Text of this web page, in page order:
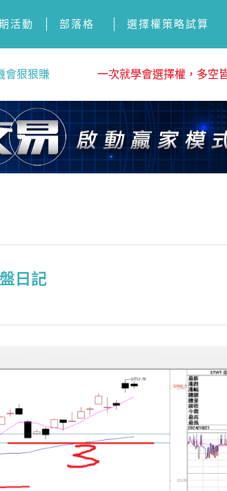
活動 部落格 選擇權策略試算
會狠狠賺 一次就學會選擇權，多空
日記